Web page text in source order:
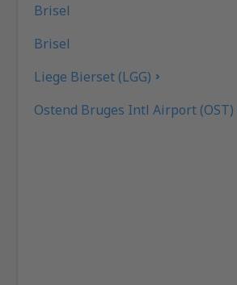
Brisel
Brisel
Liege Bierset (LGG)
Ostend Bruges Intl Airport (OST)